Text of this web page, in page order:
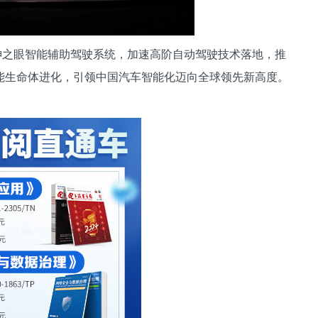
眼智能辅助驾驶系统，加速高阶自动驾驶技术落地，推
命体进化，引领中国汽车智能化迈向全球领先新高度。